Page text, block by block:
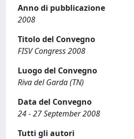
Anno di pubblicazione
2008
Titolo del Convegno
FISV Congress 2008
Luogo del Convegno
Riva del Garda (TN)
Data del Convegno
24 - 27 September 2008
Tutti gli autori